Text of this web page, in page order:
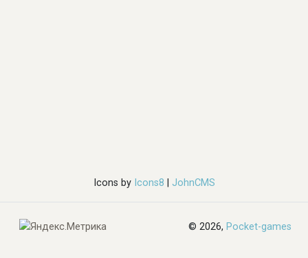
Icons byIcons8 JohnCMS
© 2026, Pocket-games